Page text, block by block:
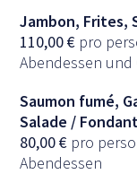
Jambon, Frites,
110,00€ pro
Abendessen
Saumon fumé,
Salade /
80,00€ pro
Abendessen